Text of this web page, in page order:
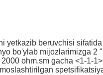
yetkazib beruvchisi
bo'ylab mijozlarimizga 2
ohm.sm gacha <1-1-